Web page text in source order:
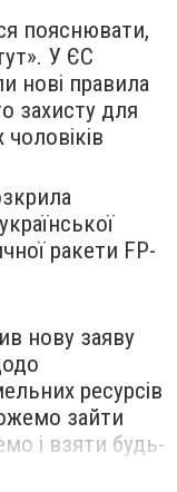
пояснювати,
У ЄС
нові правила
захисту для
чоловіків
ракети FP-
нову заяву
ресурсів
зайти
і взяти будь-